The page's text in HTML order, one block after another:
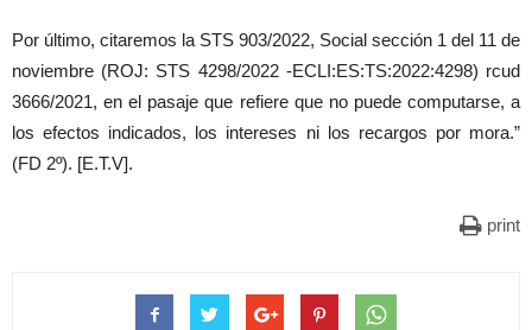
Por último, citaremos la STS 903/2022, Social sección 1 del 11 de
noviembre (ROJ: STS 4298/2022 -ECLI:ES:TS:2022:4298) rcud
3666/2021, en el pasaje que refiere que no puede computarse, a
los efectos indicados, los intereses ni los recargos por mora.”
(FD 2º). [E.T.V].
print